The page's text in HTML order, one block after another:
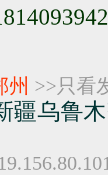
州 >>只看
疆乌鲁